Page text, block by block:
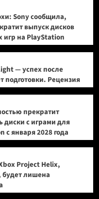
Sony сообщила,
выпуск дисков
игр на PlayStation
— успех после
подготовки. Рецензия
прекратит
диски с играми для
с января 2028 года
Project Helix,
будет лишена